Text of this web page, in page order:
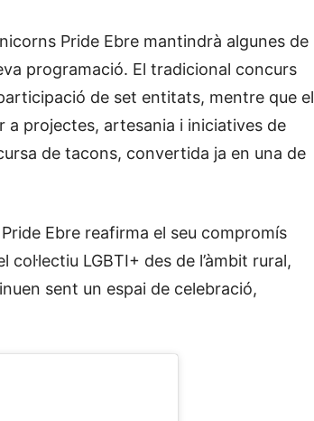
Pride Ebre mantindrà algunes de
programació. El tradicional concurs
de set entitats, mentre que el
projectes, artesania i iniciatives de
de tacons, convertida ja en una de
Ebre reafirma el seu compromís
LGBTI+ des de l’àmbit rural,
sent un espai de celebració,